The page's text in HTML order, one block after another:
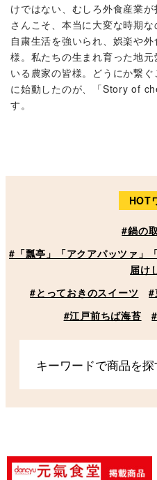
けではない、むしろ外食産業
さんこそ、本当に大変な時期な
自粛生活を強いられ、娯楽や
様。私たちの生まれ育った地
いる農家の皆様。どうにか繋
に始動したのが、「Story of
す。
HOT
#鍋の
#「瓢亭」「アクアパッツァ」
届け
#とっておきのスイーツ
#
#江戸前ちば海苔